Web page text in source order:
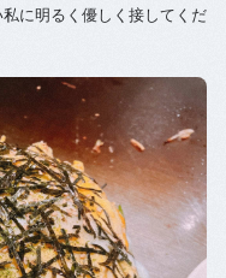
に明るく優しく接してくだ